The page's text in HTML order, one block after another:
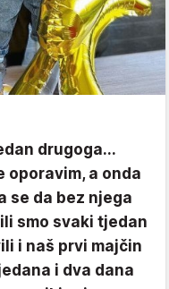
drugoga...
oporavim, a onda
se da bez njega
smo svaki tjedan
i naš prvi majčin
i dva dana